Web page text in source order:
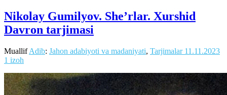
Nikolay Gumilyov. She’rlar. Xurshid
Davron tarjimasi
MuallifAdib: Jahon adabiyoti va madaniyati, Tarjimalar 11.11.2023
1 izoh